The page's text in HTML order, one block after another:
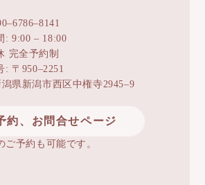
: 9:00 – 18:00
完全予約制
: 〒950–2251
県新潟市西区中権寺2945–9
約、お問合せページ
ご予約も可能です。